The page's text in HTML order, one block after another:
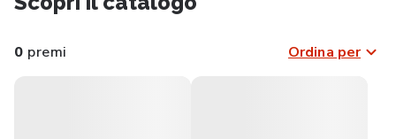
0 premi Ordina per